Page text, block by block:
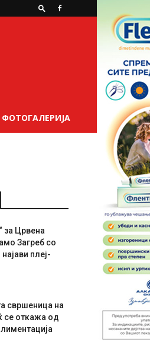
ФОТОГАЛЕРИЈА
за Црвена
Загреб со
плеј-
свршеница на
се откажа од